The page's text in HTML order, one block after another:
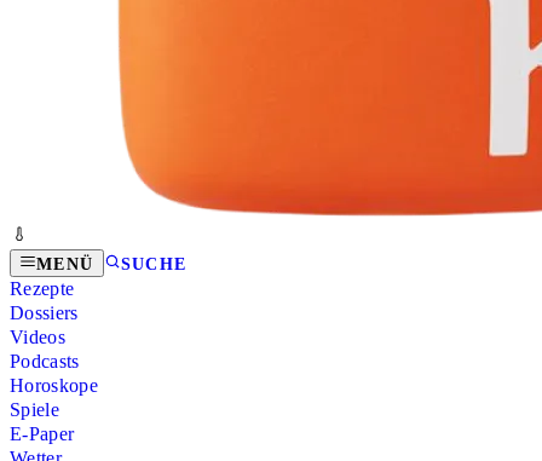
MENÜ SUCHE
Rezepte
Dossiers
Videos
Podcasts
Horoskope
Spiele
E-Paper